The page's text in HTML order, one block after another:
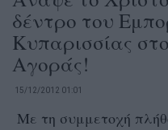
δέντρο του
Κυπαρισσίας
Αγοράς!
15/12/2012 01:01
Με τη συμμετοχή